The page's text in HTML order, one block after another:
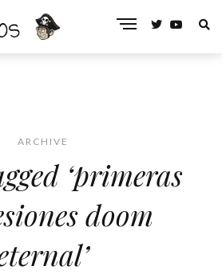
ARCHIVE
‘primeras
doom